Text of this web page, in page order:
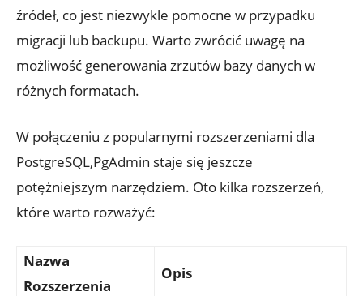
źródeł, co jest niezwykle pomocne w przypadku
migracji lub backupu. Warto zwrócić uwagę na
możliwość generowania zrzutów bazy danych w​
różnych‌ formatach.
W⁣ połączeniu z popularnymi rozszerzeniami dla
PostgreSQL,PgAdmin staje się jeszcze
potężniejszym narzędziem. Oto kilka‌ rozszerzeń,
które ⁢warto​ rozważyć:
Nazwa
Rozszerzenia
Opis